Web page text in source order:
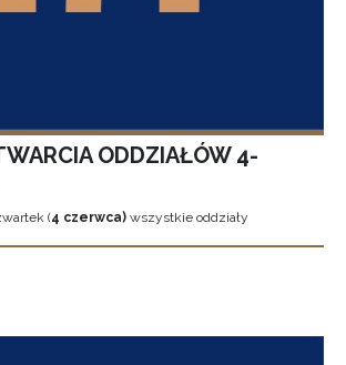
ODDZIAŁÓW 4-
(4 czerwca) wszystkie oddziały